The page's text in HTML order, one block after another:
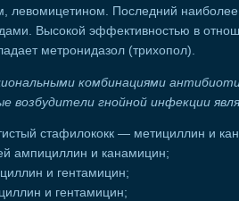
левомицетином. Последний
Высокой эффективностью в
метронидазол (трихопол).
комбинациями
возбудители гнойной инфекции
стафилококк — метициллин и
ампициллин и канамицин;
и гентамицин;
и гентамицин;